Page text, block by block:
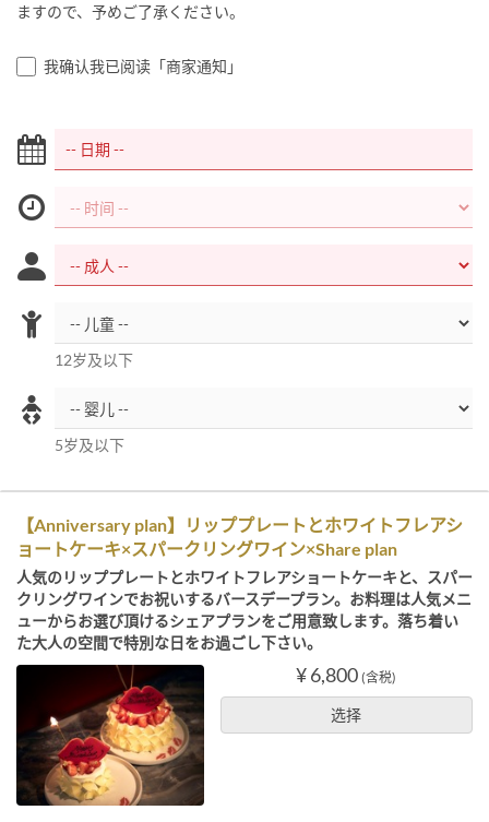
ますので、予めご了承ください。
我确认我已阅读「商家通知」
12岁及以下
5岁及以下
【Anniversary plan】リッププレートとホワイトフレアシ
ョートケーキ×スパークリングワイン×Share plan
人気のリッププレートとホワイトフレアショートケーキと、スパー
クリングワインでお祝いするバースデープラン。お料理は人気メニ
ューからお選び頂けるシェアプランをご用意致します。落ち着い
た大人の空間で特別な日をお過ごし下さい。
¥ 6,800 (含税)
选择